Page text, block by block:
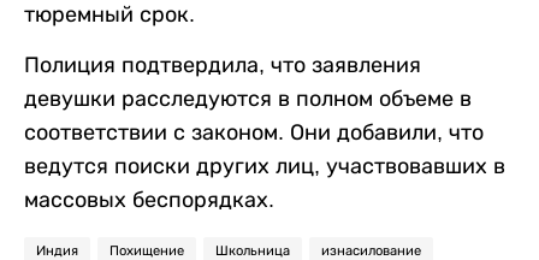
тюремный срок.
Полиция подтвердила, что заявления
девушки расследуются в полном объеме в
соответствии с законом. Они добавили, что
ведутся поиски других лиц, участвовавших в
массовых беспорядках.
Индия Похищение Школьница изнасилование